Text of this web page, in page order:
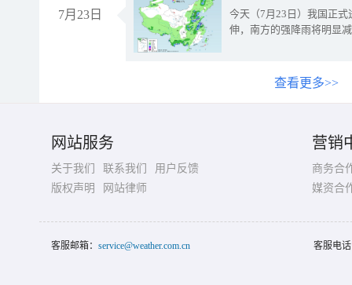
7月23日
今天（7月23日）我国正
伸，南方的强降雨将明显
查看更多>>
网站服务
关于我们 联系我们
用户反馈
版权声明
网站律师
营销
商务合
媒资合
客服邮箱： service@weather.com.cn 客服电